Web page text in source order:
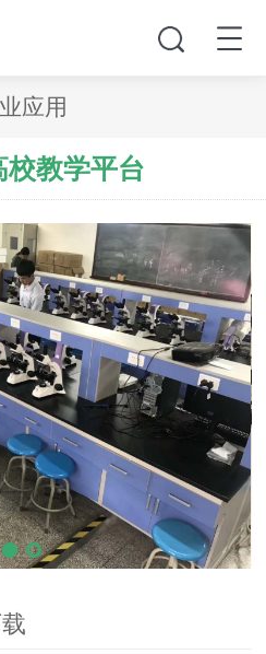
应用
校教学平台